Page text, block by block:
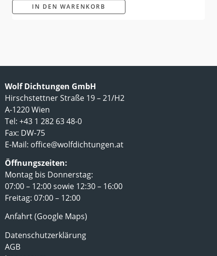
IN DEN WARENKORB
Wolf Dichtungen GmbH
Hirschstettner Straße 19 – 21/H2
A-1220 Wien
Tel: +43 1 282 63 48-0
Fax: DW-75
E-Mail: office@wolfdichtungen.at
Öffnungszeiten:
Montag bis Donnerstag:
07:00 – 12:00 sowie 12:30 – 16:00
Freitag: 07:00 – 12:00
Anfahrt (Google Maps)
Datenschutzerklärung
AGB